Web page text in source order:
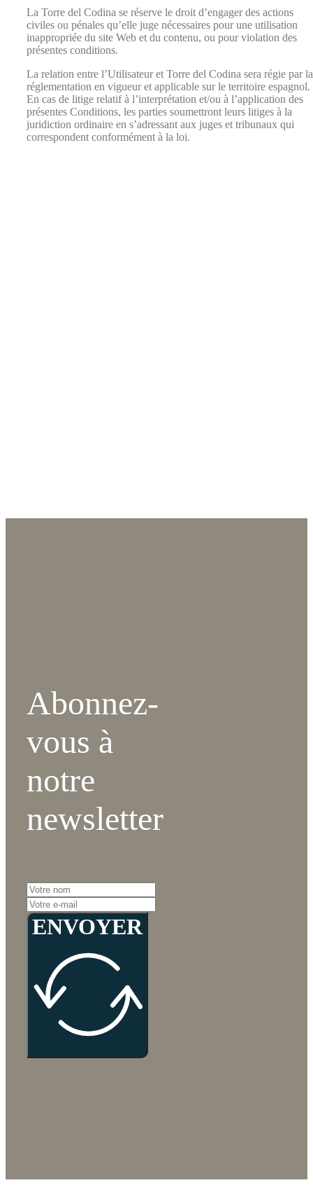
La Torre del Codina se réserve le droit d’engager des actions
civiles ou pénales qu’elle juge nécessaires pour une utilisation
inappropriée du site Web et du contenu, ou pour violation des
présentes conditions.
La relation entre l’Utilisateur et Torre del Codina sera régie par la
réglementation en vigueur et applicable sur le territoire espagnol.
En cas de litige relatif à l’interprétation et/ou à l’application des
présentes Conditions, les parties soumettront leurs litiges à la
juridiction ordinaire en s’adressant aux juges et tribunaux qui
correspondent conformément à la loi.
Abonnez-
vous à
notre
newsletter
ENVOYER